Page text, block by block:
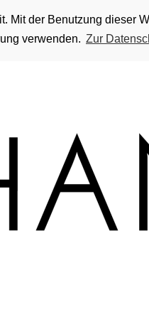
Mit der Benutzung dieser
verwenden. Zur